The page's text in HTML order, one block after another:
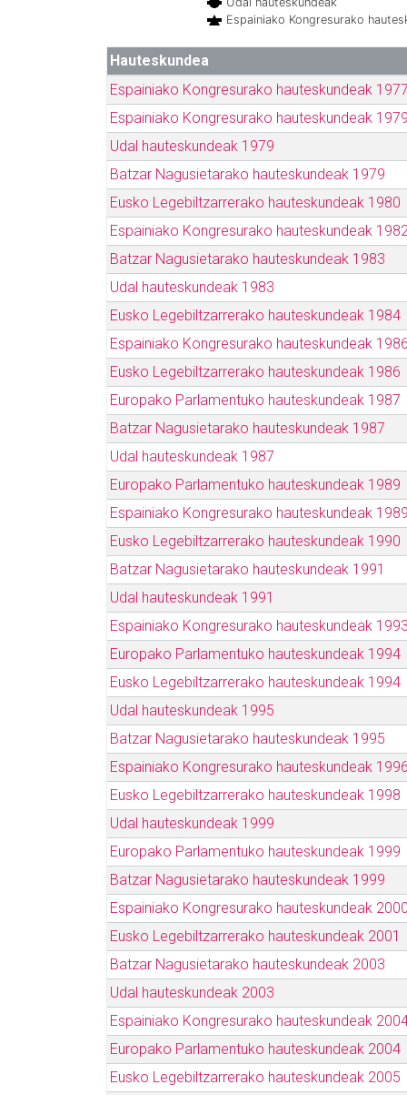
Espainiako Kongresurako
Hauteskundea
Espainiako Kongresurako hauteskundeak 1977
Espainiako Kongresurako hauteskundeak 1979
Udal hauteskundeak 1979
Batzar Nagusietarako hauteskundeak 1979
Eusko Legebiltzarrerako hauteskundeak 1980
Espainiako Kongresurako hauteskundeak 1982
Batzar Nagusietarako hauteskundeak 1983
Udal hauteskundeak 1983
Eusko Legebiltzarrerako hauteskundeak 1984
Espainiako Kongresurako hauteskundeak 1986
Eusko Legebiltzarrerako hauteskundeak 1986
Europako Parlamentuko hauteskundeak 1987
Batzar Nagusietarako hauteskundeak 1987
Udal hauteskundeak 1987
Europako Parlamentuko hauteskundeak 1989
Espainiako Kongresurako hauteskundeak 1989
Eusko Legebiltzarrerako hauteskundeak 1990
Batzar Nagusietarako hauteskundeak 1991
Udal hauteskundeak 1991
Espainiako Kongresurako hauteskundeak 1993
Europako Parlamentuko hauteskundeak 1994
Eusko Legebiltzarrerako hauteskundeak 1994
Udal hauteskundeak 1995
Batzar Nagusietarako hauteskundeak 1995
Espainiako Kongresurako hauteskundeak 1996
Eusko Legebiltzarrerako hauteskundeak 1998
Udal hauteskundeak 1999
Europako Parlamentuko hauteskundeak 1999
Batzar Nagusietarako hauteskundeak 1999
Espainiako Kongresurako hauteskundeak 2000
Eusko Legebiltzarrerako hauteskundeak 2001
Batzar Nagusietarako hauteskundeak 2003
Udal hauteskundeak 2003
Espainiako Kongresurako hauteskundeak
Europako Parlamentuko hauteskundeak 2004
Eusko Legebiltzarrerako hauteskundeak 2005